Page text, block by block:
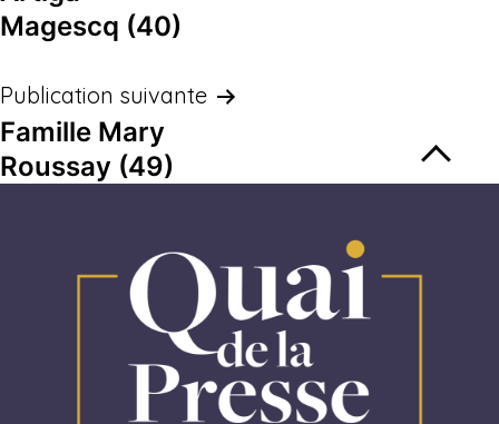
Magescq (40)
Publication suivante
Famille Mary
Roussay (49)